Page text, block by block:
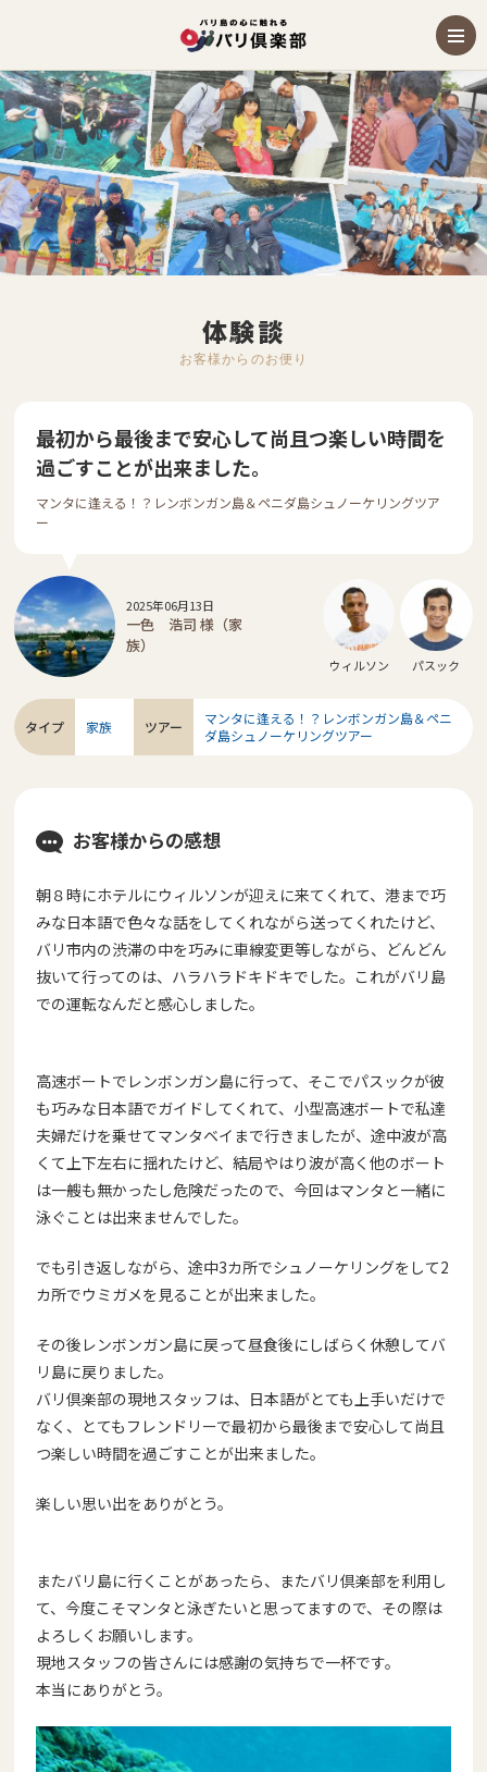
体験談
お客様からのお便り
最初から最後まで安心して尚且つ楽しい時間を
過ごすことが出来ました。
マンタに逢える！？レンボンガン島＆ペニダ島シュノーケリングツア
ー
2025年06月13日
一色 浩司 様（家
族）
ウィルソン パスック
タイプ 家族 ツアー
マンタに逢える！？レンボンガン島＆ペニ
ダ島シュノーケリングツアー
お客様からの感想
朝８時にホテルにウィルソンが迎えに来てくれて、港まで巧
みな日本語で色々な話をしてくれながら送ってくれたけど、
バリ市内の渋滞の中を巧みに車線変更等しながら、どんどん
抜いて行ってのは、ハラハラドキドキでした。これがバリ島
での運転なんだと感心しました。
高速ボートでレンボンガン島に行って、そこでパスックが彼
も巧みな日本語でガイドしてくれて、小型高速ボートで私達
夫婦だけを乗せてマンタベイまで行きましたが、途中波が高
くて上下左右に揺れたけど、結局やはり波が高く他のボート
は一艘も無かったし危険だったので、今回はマンタと一緒に
泳ぐことは出来ませんでした。
でも引き返しながら、途中3カ所でシュノーケリングをして2
カ所でウミガメを 見ることが出来ました。
その後レンボンガン島に戻って昼食後にしばらく休憩してバ
リ島に戻りました。
バリ倶楽部の現地スタッフは、日本語がとても上手いだけで
なく、 とてもフレンドリーで最初から最後まで安心して尚且
つ楽しい時間を過ごすことが出来ました。
楽しい思い出をありがとう。
またバリ島に行くことがあったら、またバリ倶楽部を利用し
て、今度こそマンタと泳ぎたいと思ってますので、その際は
よろしくお願いします。
現地スタッフの皆さんには感謝の気持ちで一杯です。
本当にありがとう。